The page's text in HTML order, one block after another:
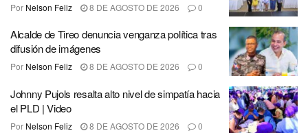
Por Nelson Feliz 8 DE AGOSTO DE 2026 0
Alcalde de Tireo denuncia venganza política tras
difusión de imágenes
Por Nelson Feliz 8 DE AGOSTO DE 2026 0
Johnny Pujols resalta alto nivel de simpatía hacia
el PLD | Video
Por Nelson Feliz 8 DE AGOSTO DE 2026 0